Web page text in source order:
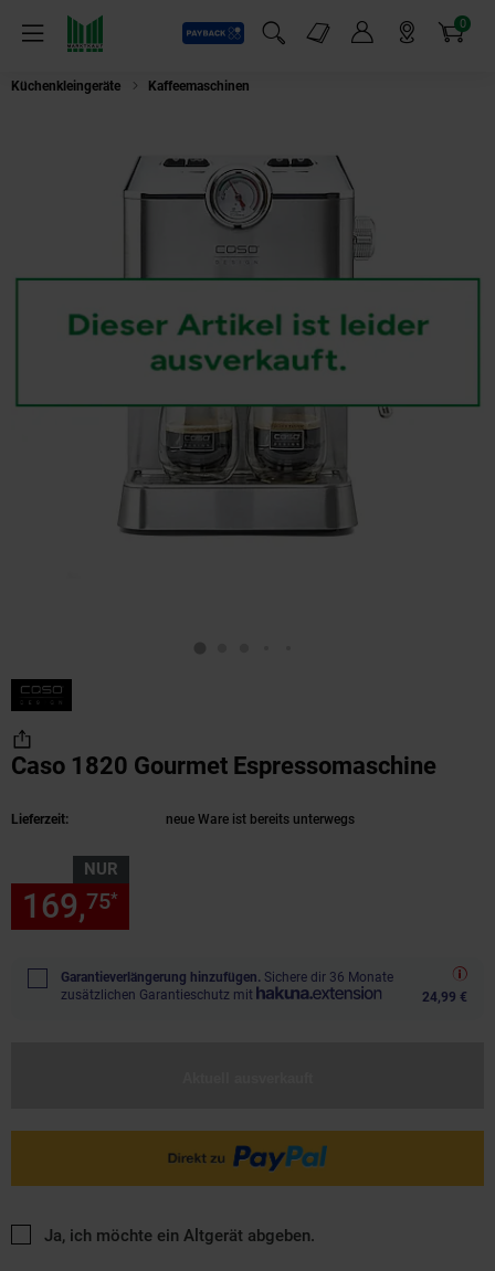
Menü
Payback
Suchfeld einblenden
Markt-Angebote 0
Artikel
Küchenkleingeräte Kaffeemaschinen
Caso 1820 Gourmet Espressomaschine
Lieferzeit: neue Ware ist bereits unterwegs
NUR
169,75*
Garantieverlängerung hinzufügen. Sichere dir 36 Monate
zusätzlichen Garantieschutz mit
24,99 €
Ja, ich möchte ein Altgerät abgeben.